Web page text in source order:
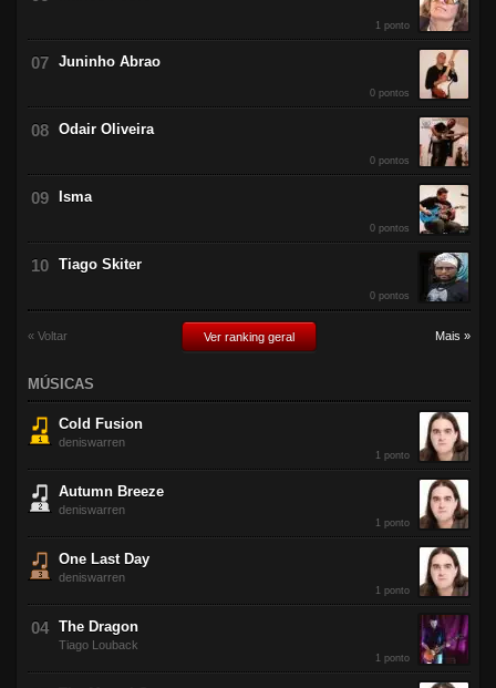
1 ponto
Juninho Abrao
0 pontos
Odair Oliveira
0 pontos
Isma
0 pontos
Tiago Skiter
0 pontos
« Voltar Ver ranking geral Mais »
MÚSICAS
Cold Fusion
deniswarren
1 ponto
Autumn Breeze
deniswarren
1 ponto
One Last Day
deniswarren
1 ponto
The Dragon
Tiago Louback
1 ponto